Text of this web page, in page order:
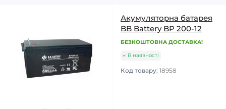
Акумуляторна батарея
BB Battery BP 200-12
БЕЗКОШТОВНА ДОСТАВКА!
В наявності
Код товару: 18958